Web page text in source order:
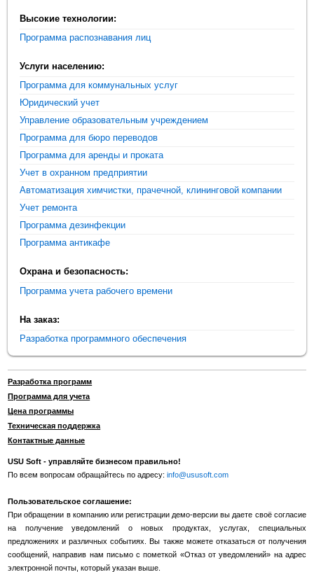
Высокие технологии:
Программа распознавания лиц
Услуги населению:
Программа для коммунальных услуг
Юридический учет
Управление образовательным учреждением
Программа для бюро переводов
Программа для аренды и проката
Учет в охранном предприятии
Автоматизация химчистки, прачечной, клининговой компании
Учет ремонта
Программа дезинфекции
Программа антикафе
Охрана и безопасность:
Программа учета рабочего времени
На заказ:
Разработка программного обеспечения
Разработка программ
Программа для учета
Цена программы
Техническая поддержка
Контактные данные
USU Soft - управляйте бизнесом правильно!
По всем вопросам обращайтесь по адресу:info@ususoft.com
Пользовательское соглашение:
При обращении в компанию или регистрации демо-версии вы даете своё согласие
на получение уведомлений о новых продуктах, услугах, специальных
предложениях и различных событиях. Вы также можете отказаться от получения
сообщений, направив нам письмо с пометкой «Отказ от уведомлений» на адрес
электронной почты, который указан выше.